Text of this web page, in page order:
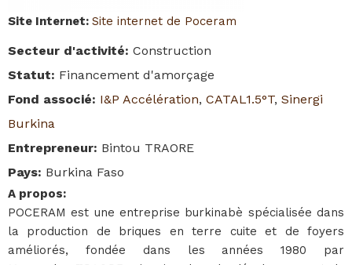
Site Internet: Site internet de Poceram
Secteur d'activité: Construction
Statut: Financement d'amorçage
Fond associé: I&P Accélération, CATAL1.5°T, Sinergi
Burkina
Entrepreneur: Bintou TRAORE
Pays: Burkina Faso
A propos:
POCERAM est une entreprise burkinabè spécialisée dans
la production de briques en terre cuite et de foyers
améliorés, fondée dans les années 1980 par